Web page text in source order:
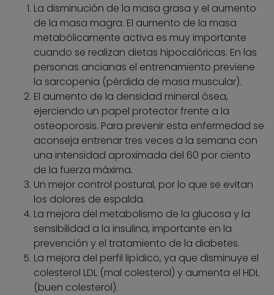
La disminución de la masa grasa y el aumento
de la masa magra. El aumento de la masa
metabólicamente activa es muy importante
cuando se realizan dietas hipocalóricas. En las
personas ancianas el entrenamiento previene
la sarcopenia (pérdida de masa muscular).
El aumento de la densidad mineral ósea,
ejerciendo un papel protector frente a la
osteoporosis. Para prevenir esta enfermedad se
aconseja entrenar tres veces a la semana con
una intensidad aproximada del 60 por ciento
de la fuerza máxima.
Un mejor control postural, por lo que se evitan
los dolores de espalda.
La mejora del metabolismo de la glucosa y la
sensibilidad a la insulina, importante en la
prevención y el tratamiento de la diabetes.
La mejora del perfil lipídico, ya que disminuye el
colesterol LDL (mal colesterol) y aumenta el HDL
(buen colesterol).